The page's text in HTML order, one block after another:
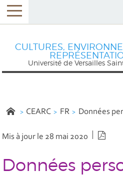
CULTURES,
Université de Versailles
CEARC FR Données
Mis à jour le 28 mai 2020
Données